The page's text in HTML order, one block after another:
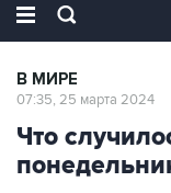
В МИРЕ
07:35, 25 марта 2024
Что